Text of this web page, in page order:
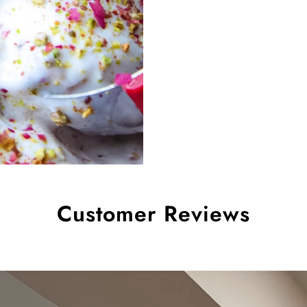
Customer Reviews